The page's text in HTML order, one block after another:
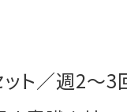
ト／週2〜3